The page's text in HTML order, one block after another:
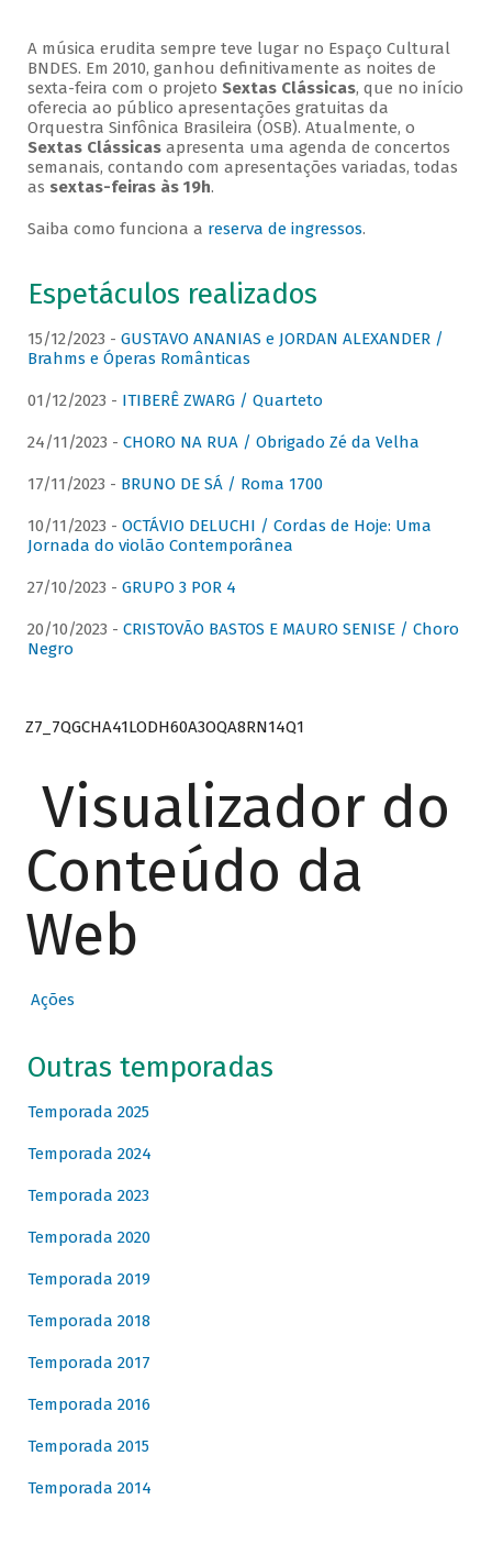
A música erudita sempre teve lugar no Espaço Cultural
BNDES. Em 2010, ganhou definitivamente as noites de
sexta-feira com o projeto Sextas Clássicas, que no início
oferecia ao público apresentações gratuitas da
Orquestra Sinfônica Brasileira (OSB). Atualmente, o
Sextas Clássicasapresenta uma agenda de concertos
semanais, contando com apresentações variadas, todas
as sextas-feiras às 19h.
Saiba como funciona a reserva de ingressos.
Espetáculos realizados
15/12/2023 - GUSTAVO ANANIAS e JORDAN ALEXANDER /
Brahms e Óperas Românticas
01/12/2023 - ITIBERÊ ZWARG / Quarteto
24/11/2023 - CHORO NA RUA / Obrigado Zé da Velha
17/11/2023 - BRUNO DE SÁ / Roma 1700
10/11/2023 - OCTÁVIO DELUCHI / Cordas de Hoje: Uma
Jornada do violão Contemporânea
27/10/2023 - GRUPO 3 POR 4
20/10/2023 - CRISTOVÃO BASTOS E MAURO SENISE / Choro
Negro
Z7_7QGCHA41LODH60A3OQA8RN14Q1
Visualizador do
Conteúdo da
Web
Ações
Outras temporadas
Temporada 2025
Temporada 2024
Temporada 2023
Temporada 2020
Temporada 2019
Temporada 2018
Temporada 2017
Temporada 2016
Temporada 2015
Temporada 2014